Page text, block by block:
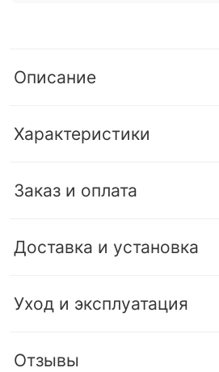
Описание
Характеристики
Заказ и оплата
Доставка и установка
Уход и эксплуатация
Отзывы